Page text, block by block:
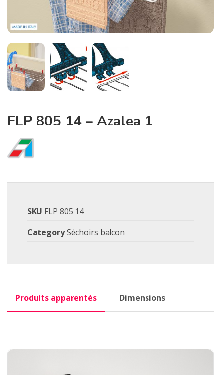
FLP 805 14 – Azalea 1
SKU FLP 805 14
CategorySéchoirs balcon
Produits apparentés Dimensions